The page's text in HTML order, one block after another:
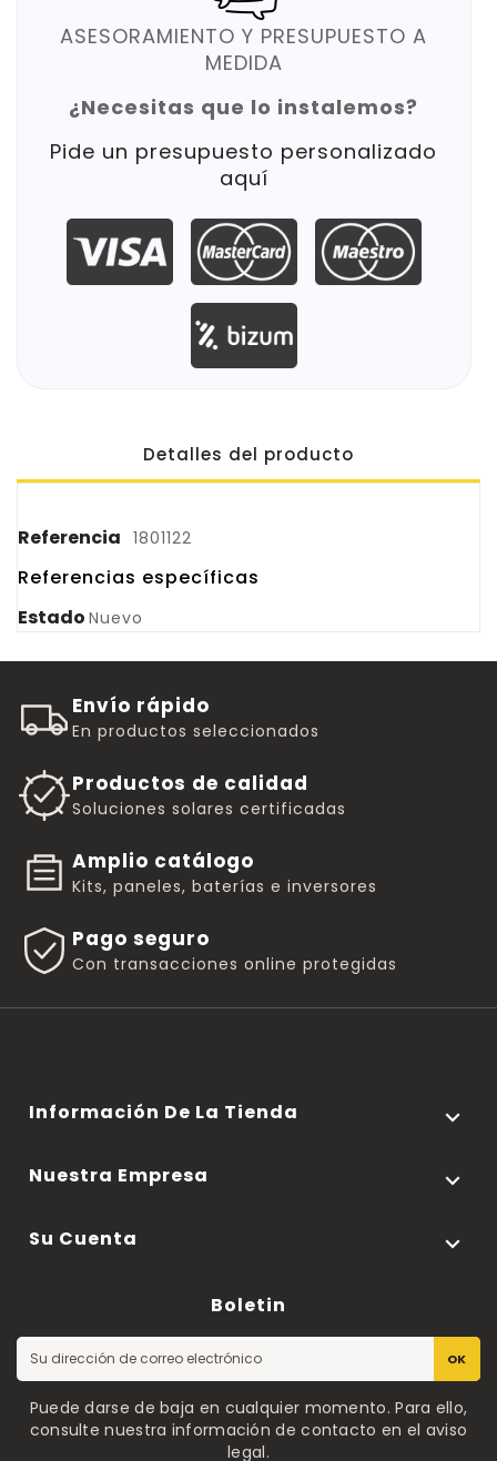
ASESORAMIENTO Y PRESUPUESTO A
MEDIDA
¿Necesitas que lo instalemos?
Pide un presupuesto personalizado
aquí
Detalles del producto
Referencia 1801122
Referencias específicas
Estado Nuevo
Envío rápido
En productos seleccionados
Productos de calidad
Soluciones solares certificadas
Amplio catálogo
Kits, paneles, baterías e inversores
Pago seguro
Con transacciones online protegidas
Información De La Tienda 
Nuestra Empresa 
Su Cuenta 
Boletin
OK
Puede darse de baja en cualquier momento. Para ello,
consulte nuestra información de contacto en el aviso
legal.